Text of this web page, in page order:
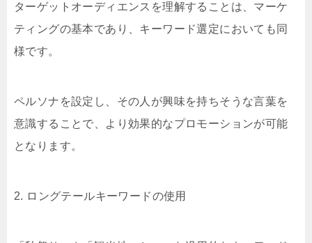
ターゲットオーディエンスを理解することは、マーケ
ティングの基本であり、キーワード選定においても同
様です。
ペルソナを設定し、その人が興味を持ちそうな言葉を
意識することで、より効果的なプロモーションが可能
となります。
2. ロングテールキーワードの使用